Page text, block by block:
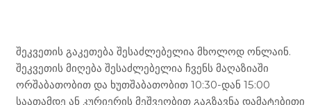
შეკვეთის გაკეთება შესაძლებელია მხოლოდ ონლაინ.
შეკვეთის მიღება შესაძლებელია ჩვენს მაღაზიაში
ორშაბათობით და ხუთშაბათობით 10:30-დან 15:00
საათამდე ან კურიერის მეშვეობით გაგზავნა დამატებითი